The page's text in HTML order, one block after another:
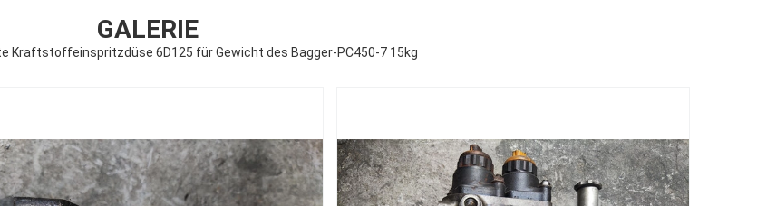
GALERIE
Kraftstoffeinspritzdüse 6D125 für Gewicht des Bagger-PC450-7 15kg